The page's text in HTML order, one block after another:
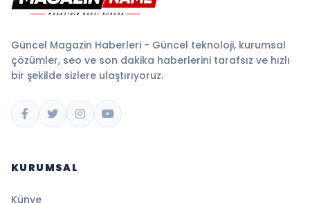
Güncel Magazin Haberleri - Güncel teknoloji, kurumsal
çözümler, seo ve son dakika haberlerini tarafsız ve hızlı
bir şekilde sizlere ulaştırıyoruz.
KURUMSAL
Künye